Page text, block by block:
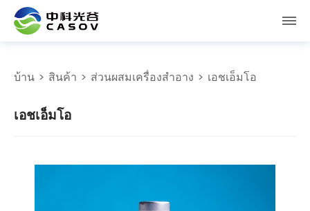
บ้าน > สินค้า > ส่วนผสมเครื่องสำอาง > เอชเอ็มโอ
เอชเอ็มโอ